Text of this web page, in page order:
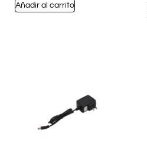
Añadir al carrito